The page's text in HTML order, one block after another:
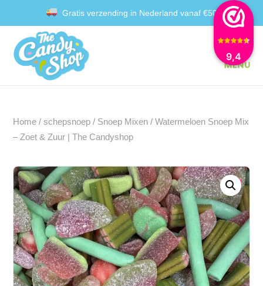
9,4
Gratis verzending in Nederland vanaf €50
Home /schepsnoep / Snoep Mixen / Watermeloen Snoep Mix
– Zoet & Zuur | The Candyshop